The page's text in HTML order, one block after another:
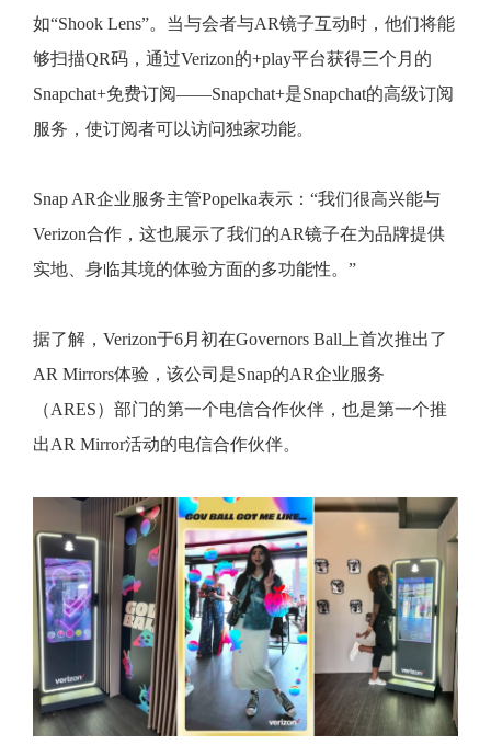
如“Shook Lens”。当与会者与AR镜子互动时，他们将能
够扫描QR码，通过Verizon的+play平台获得三个月的
Snapchat+免费订阅——Snapchat+是Snapchat的高级订阅
服务，使订阅者可以访问独家功能。
Snap AR企业服务主管Popelka表示：“我们很高兴能与
Verizon合作，这也展示了我们的AR镜子在为品牌提供
实地、身临其境的体验方面的多功能性。”
据了解，Verizon于6月初在Governors Ball上首次推出了
AR Mirrors体验，该公司是Snap的AR企业服务
（ARES）部门的第一个电信合作伙伴，也是第一个推
出AR Mirror活动的电信合作伙伴。